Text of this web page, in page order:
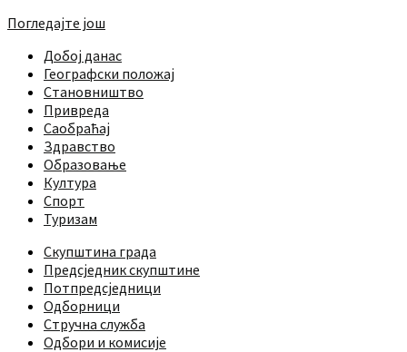
Погледајте још
Добој данас
Географски положај
Становништво
Привреда
Саобраћај
Здравство
Образовање
Култура
Спорт
Туризам
Скупштина града
Предсједник скупштине
Потпредсједници
Одборници
Стручна служба
Одбори и комисије